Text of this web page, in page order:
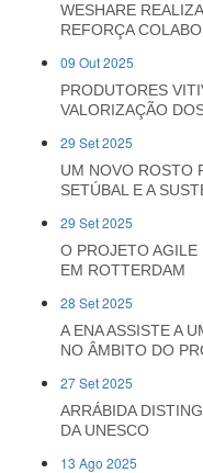
WESHARE
REFORÇA
09 Out 2025
PRODUTORES
VALORIZAÇÃO
29 Set 2025
UM NOVO ROSTO
SETÚBAL E A
29 Set 2025
O PROJETO AGILE
EM ROTTERDAM
28 Set 2025
A ENA ASSISTE A
NO ÂMBITO DO
27 Set 2025
ARRÁBIDA
DA UNESCO
13 Ago 2025